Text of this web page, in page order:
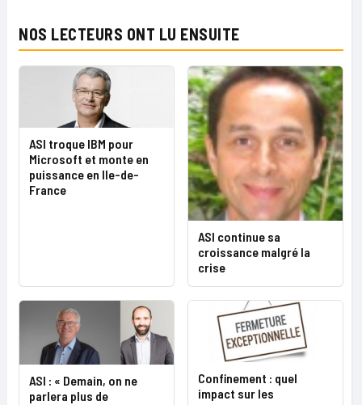
NOS LECTEURS ONT LU ENSUITE
ASI troque IBM pour
Microsoft et monte en
puissance en Ile-de-
France
ASI continue sa
croissance malgré la
crise
ASI : « Demain, on ne
parlera plus de
Confinement : quel
impact sur les